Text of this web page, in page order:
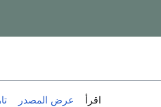
اقرأ عرض المصدر